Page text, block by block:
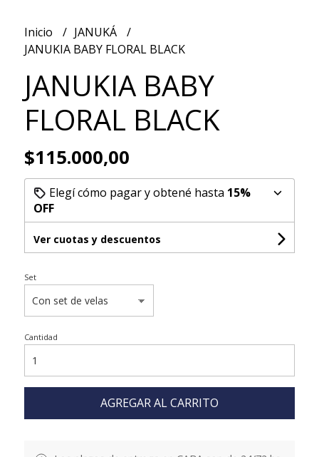
Inicio
JANUKÁ
JANUKIA BABY FLORAL BLACK
JANUKIA BABY
FLORAL BLACK
$115.000,00
Elegí cómo pagar y obtené hasta 15%
OFF
Ver cuotas y descuentos
Set
Cantidad
AGREGAR AL CARRITO